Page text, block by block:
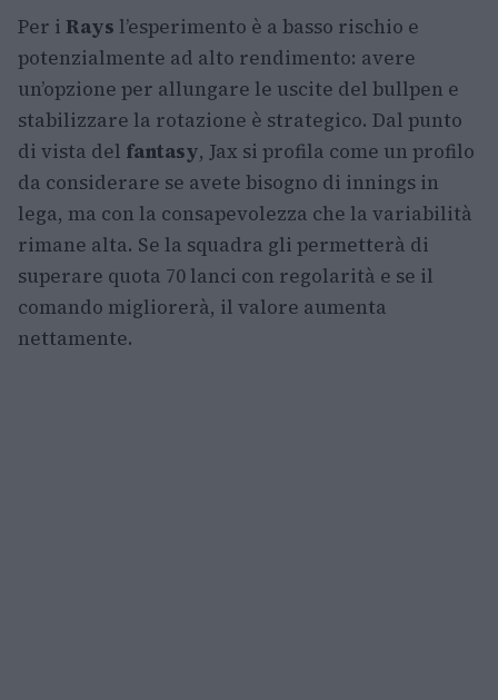
Per i Rays l’esperimento è a basso rischio e
potenzialmente ad alto rendimento: avere
un’opzione per allungare le uscite del bullpen e
stabilizzare la rotazione è strategico. Dal punto
di vista del fantasy, Jax si profila come un profilo
da considerare se avete bisogno di innings in
lega, ma con la consapevolezza che la variabilità
rimane alta. Se la squadra gli permetterà di
superare quota 70 lanci con regolarità e se il
comando migliorerà, il valore aumenta
nettamente.